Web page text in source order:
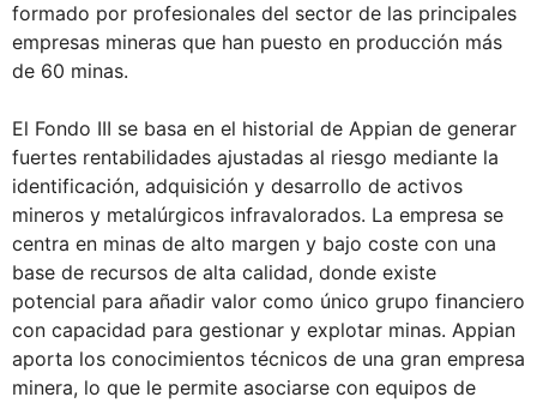
formado por profesionales del sector de las principales
empresas mineras que han puesto en producción más
de 60 minas.
El Fondo III se basa en el historial de Appian de generar
fuertes rentabilidades ajustadas al riesgo mediante la
identificación, adquisición y desarrollo de activos
mineros y metalúrgicos infravalorados. La empresa se
centra en minas de alto margen y bajo coste con una
base de recursos de alta calidad, donde existe
potencial para añadir valor como único grupo financiero
con capacidad para gestionar y explotar minas. Appian
aporta los conocimientos técnicos de una gran empresa
minera, lo que le permite asociarse con equipos de